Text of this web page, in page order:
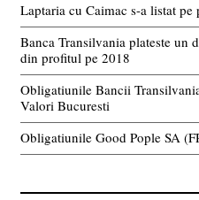
Laptaria cu Caimac s-a listat pe
Banca Transilvania plateste un
din profitul pe 2018
Obligatiunile Bancii
Valori Bucuresti
Obligatiunile Good Pople SA